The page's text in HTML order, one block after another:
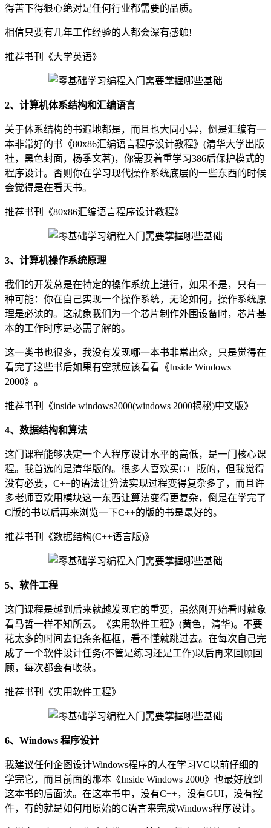
得苦下得狠心绝对是任何行业都需要的品质。
相信只要有几年工作经验的人都会深有感触!
推荐书刊《大学英语》
2、计算机体系结构和汇编语言
关于体系结构的书遍地都是，而且也大同小异，倒是汇编有一
本非常好的书《80x86汇编语言程序设计教程》(清华大学出版
社，黑色封面，杨季文著)，你需要着重学习386后保护模式的
程序设计。否则你在学习现代操作系统底层的一些东西的时候
会觉得是在看天书。
推荐书刊《80x86汇编语言程序设计教程》
3、计算机操作系统原理
我们的开发总是在特定的操作系统上进行，如果不是，只有一
种可能：你在自己实现一个操作系统，无论如何，操作系统原
理是必读的。这就象我们为一个芯片制作外围设备时，芯片基
本的工作时序是必需了解的。
这一类书也很多，我没有发现哪一本书非常出众，只是觉得在
看完了这些书后如果有空就应该看看《Inside Windows
2000》。
推荐书刊《inside windows2000(windows 2000揭秘)中文版》
4、数据结构和算法
这门课程能够决定一个人程序设计水平的高低，是一门核心课
程。我首选的是清华版的。很多人喜欢买C++版的，但我觉得
没有必要，C++的语法让算法实现过程变得复杂多了，而且许
多老师喜欢用模块这一东西让算法变得更复杂，倒是在学完了
C版的书以后再来浏览一下C++的版的书是最好的。
推荐书刊《数据结构(C++语言版)》
5、软件工程
这门课程是越到后来就越发现它的重要，虽然刚开始看时就象
看马哲一样不知所云。《实用软件工程》(黄色，清华)。不要
花太多的时间去记条条框框，看不懂就跳过去。在每次自己完
成了一个软件设计任务(不管是练习还是工作)以后再来回顾回
顾，每次都会有收获。
推荐书刊《实用软件工程》
6、Windows 程序设计
我建议任何企图设计Windows程序的人在学习VC以前仔细的
学完它，而且前面的那本《Inside Windows 2000》也最好放到
这本书的后面读。在这本书中，没有C++，没有GUI，没有控
件，有的就是如何用原始的C语言来完成Windows程序设计。